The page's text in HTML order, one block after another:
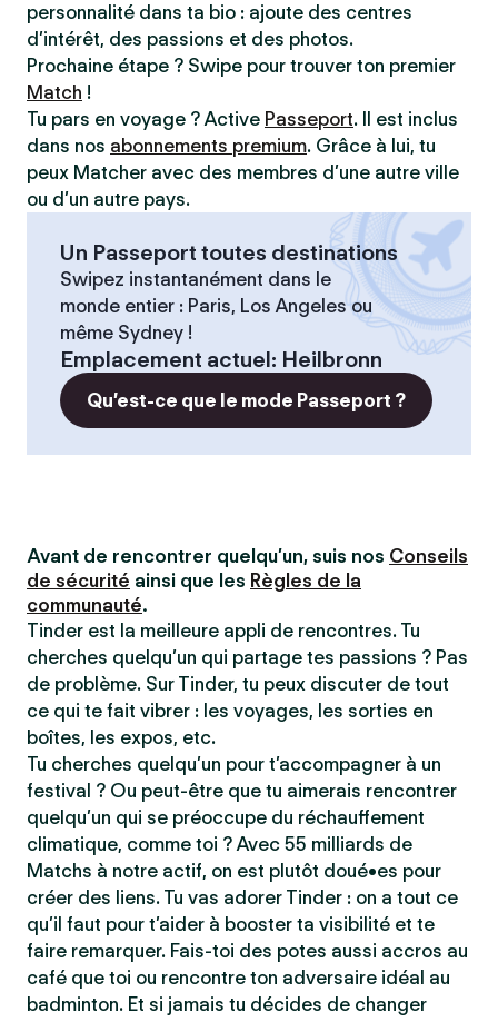
personnalité dans ta bio : ajoute des centres
d’intérêt, des passions et des photos.
Prochaine étape ? Swipe pour trouver ton premier
Match !
Tu pars en voyage ? Active Passeport. Il est inclus
dans nos abonnements premium. Grâce à lui, tu
peux Matcher avec des membres d’une autre ville
ou d’un autre pays.
Un Passeport toutes destinations
Swipez instantanément dans le
monde entier : Paris, Los Angeles ou
même Sydney !
Emplacement actuel: Heilbronn
Qu’est-ce que le mode Passeport ?
Avant de rencontrer quelqu’un, suis nos Conseils
de sécurité ainsi que les Règles de la
communauté.
Tinder est la meilleure appli de rencontres. Tu
cherches quelqu’un qui partage tes passions ? Pas
de problème. Sur Tinder, tu peux discuter de tout
ce qui te fait vibrer : les voyages, les sorties en
boîtes, les expos, etc.
Tu cherches quelqu’un pour t’accompagner à un
festival ? Ou peut-être que tu aimerais rencontrer
quelqu’un qui se préoccupe du réchauffement
climatique, comme toi ? Avec 55 milliards de
Matchs à notre actif, on est plutôt doué•es pour
créer des liens. Tu vas adorer Tinder : on a tout ce
qu’il faut pour t’aider à booster ta visibilité et te
faire remarquer. Fais-toi des potes aussi accros au
café que toi ou rencontre ton adversaire idéal au
badminton. Et si jamais tu décides de changer